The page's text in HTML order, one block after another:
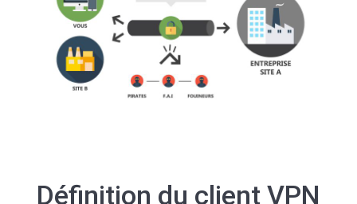
Définition du client VPN